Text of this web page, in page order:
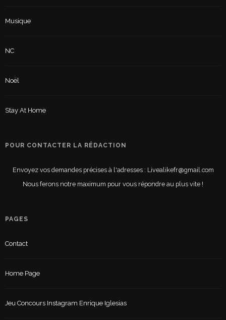
Musique
NC
Noël
Stay At Home
POUR CONTACTER LA RÉDACTION
Envoyez vos demandes précises à l'adresses : Livealikefr@gmail.com
Nous ferons notre maximum pour vous répondre au plus vite !
PAGES
Contact
Home Page
Jeu Concours Instagram Enrique Iglesias